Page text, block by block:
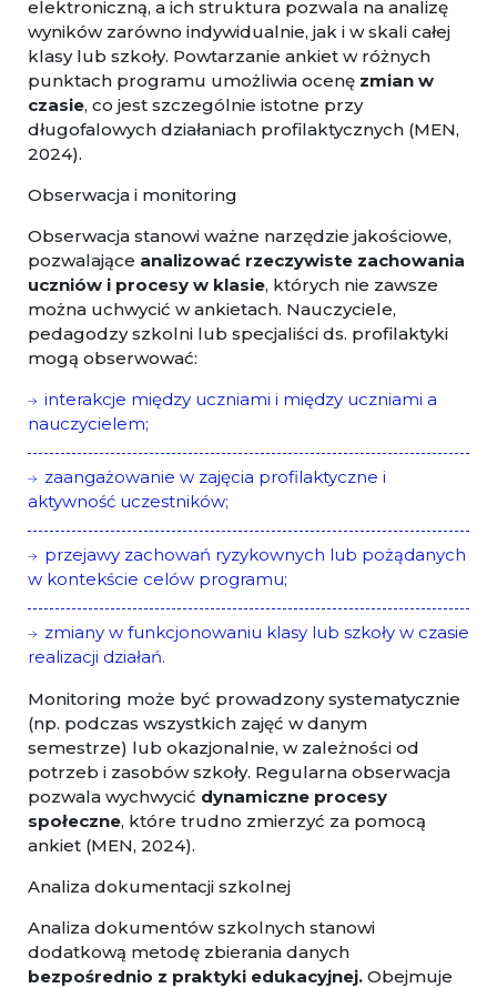
elektroniczną, a ich struktura pozwala na analizę
wyników zarówno indywidualnie, jak i w skali całej
klasy lub szkoły. Powtarzanie ankiet w różnych
punktach programu umożliwia ocenę zmian w
czasie, co jest szczególnie istotne przy
długofalowych działaniach profilaktycznych (MEN,
2024).
Obserwacja i monitoring
Obserwacja stanowi ważne narzędzie jakościowe,
pozwalające analizować rzeczywiste zachowania
uczniów i procesy w klasie, których nie zawsze
można uchwycić w ankietach. Nauczyciele,
pedagodzy szkolni lub specjaliści ds. profilaktyki
mogą obserwować:
interakcje między uczniami i między uczniami a
nauczycielem;
zaangażowanie w zajęcia profilaktyczne i
aktywność uczestników;
przejawy zachowań ryzykownych lub pożądanych
w kontekście celów programu;
zmiany w funkcjonowaniu klasy lub szkoły w czasie
realizacji działań.
Monitoring może być prowadzony systematycznie
(np. podczas wszystkich zajęć w danym
semestrze) lub okazjonalnie, w zależności od
potrzeb i zasobów szkoły. Regularna obserwacja
pozwala wychwycić dynamiczne procesy
społeczne, które trudno zmierzyć za pomocą
ankiet (MEN, 2024).
Analiza dokumentacji szkolnej
Analiza dokumentów szkolnych stanowi
dodatkową metodę zbierania danych
bezpośrednio z praktyki edukacyjnej. Obejmuje